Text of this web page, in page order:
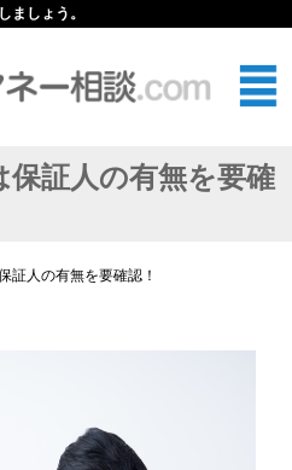
ましょう。
証人の有無を要確
証人の有無を要確認！